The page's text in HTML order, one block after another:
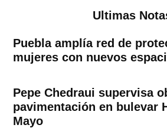
Ultimas
Puebla amplía red de
mujeres con nuevos
Pepe Chedraui supervisa
pavimentación en bulevar
Mayo